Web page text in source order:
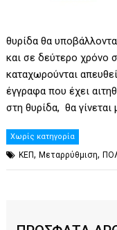
θυρίδα θα
και σε δεύτερο χρόνο
καταχωρούνται
έγγραφα που έχει
στη θυρίδα, θα
Χωρίς κατηγορία
ΚΕΠ,Μεταρρύθμιση,